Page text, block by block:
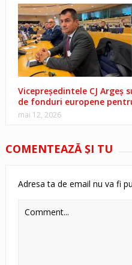
Vicepreședintele CJ Argeș
de fonduri europene
mai 12, 2026
COMENTEAZĂ ŞI TU
Adresa ta de email nu va fi